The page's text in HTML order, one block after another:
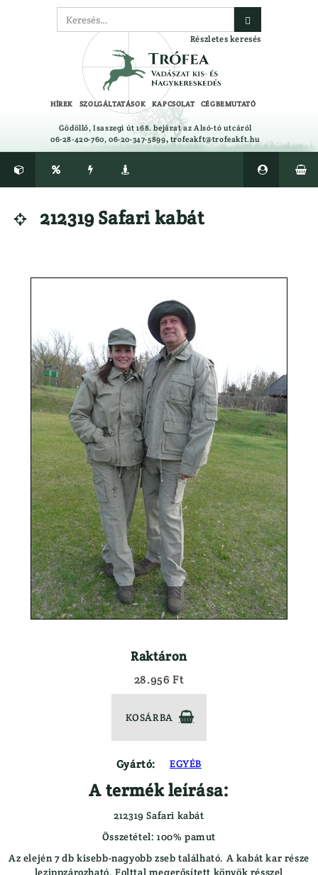
Részletes keresés
HÍREK SZOLGÁLTATÁSOK KAPCSOLAT CÉGBEMUTATÓ
Gödöllő, Isaszegi út 168. bejárat az Alsó-tó utcáról
06-28-420-760, 06-20-347-5899, trofeakft@trofeakft.hu
     
TALPBETÉTEK
Csalisípok, Hívók, Kürtök
Fegyverápolás
Fegyverszekrény
Fegyverszíjjak
Fegyvertok
Kiegészítők
Hátizsák
Lőszertartó
Táskák
Töltényöv
Könyvek
Lámpa
ELEMEK, AKKUK
ESŐVÉDŐ RUHÁZAT
FEGYVER
HASZNÁLT FEGYVEREK
Használt Drilling/vegyes Csövű
Maroklőfegyver
Gumicsizma
LÉGLŐSZER
LŐBOT
LŐSZER
Acél Sörét
Golyós Lőszer
Pisztoly Lőszer
Sörétes Lőszer
LŐSZER TÖLTŐ KÉSZÜLÉKEK,
KIEGÉSZÍTŐK
MINDENFÉLE
ÖLTÖNYÖK
OPTIKA
Céltávcső
Kamera
Kereső Távcső
Spektív
Távolságmérő
RUHÁZAT
Alsóruházat
Kesztyűk
Leszsák
Mellény
Nadrág
Polók
Pulóver
Zoknik
RUHÁZAT TISZTÍTÓK, ÁPOLÓK
 212319 Safari kabát

Raktáron
28.956 Ft
KOSÁRBA 
Gyártó: EGYÉB
A termék leírása:
212319 Safari kabát
Összetétel: 100% pamut
Az elején 7 db kisebb-nagyobb zseb található. A kabát kar része
lezippzározható. Folttal megerősített könyök résszel